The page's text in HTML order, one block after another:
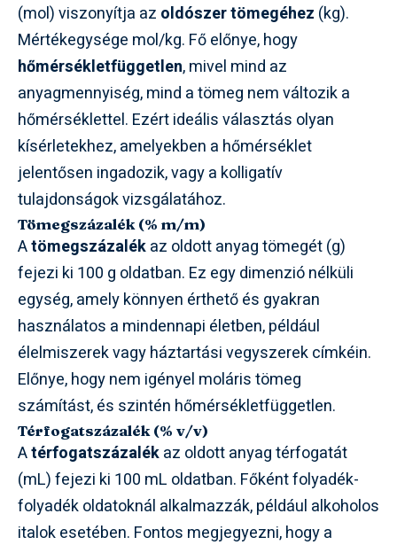
(mol) viszonyítja az oldószer tömegéhez (kg).
Mértékegysége mol/kg. Fő előnye, hogy
hőmérsékletfüggetlen, mivel mind az
anyagmennyiség, mind a tömeg nem változik a
hőmérséklettel. Ezért ideális választás olyan
kísérletekhez, amelyekben a hőmérséklet
jelentősen ingadozik, vagy a kolligatív
tulajdonságok vizsgálatához.
Tömegszázalék (% m/m)
Atömegszázalékaz oldott anyag tömegét (g)
fejezi ki 100 g oldatban. Ez egy dimenzió nélküli
egység, amely könnyen érthető és gyakran
használatos a mindennapi életben, például
élelmiszerek vagy háztartási vegyszerek címkéin.
Előnye, hogy nem igényel moláris tömeg
számítást, és szintén hőmérsékletfüggetlen.
Térfogatszázalék (% v/v)
Atérfogatszázalékaz oldott anyag térfogatát
(mL) fejezi ki 100 mL oldatban. Főként folyadék-
folyadék oldatoknál alkalmazzák, például alkoholos
italok esetében. Fontos megjegyezni, hogy a